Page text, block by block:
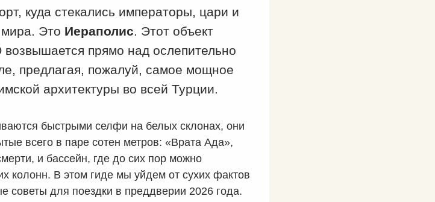
куда стекались императоры, цари и
мира. Это Иераполис. Этот объект
прямо над ослепительно
предлагая, пожалуй, самое мощное
архитектуры во всей Турции.
быстрыми селфи на белых склонах, они
всего в паре сотен метров: «Врата Ада»,
и бассейн, где до сих пор можно
колонн. В этом гиде мы уйдем от сухих фактов
советы для поездки в преддверии 2026 года.